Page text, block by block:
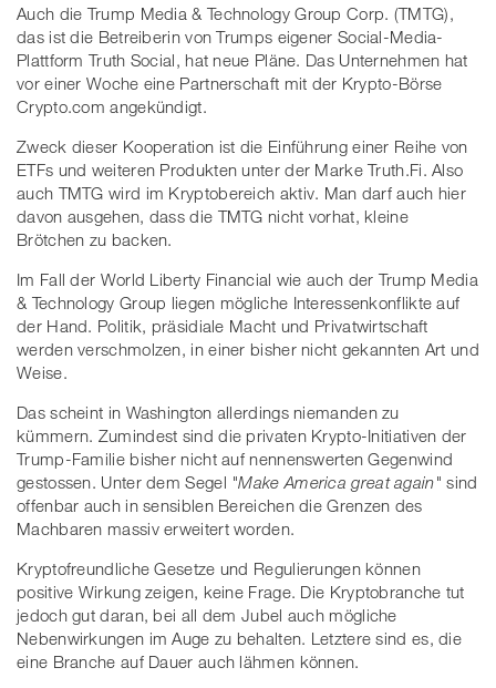
Auch die Trump Media & Technology Group Corp. (TMTG),
das ist die Betreiberin von Trumps eigener Social-Media-
Plattform Truth Social, hat neue Pläne. Das Unternehmen hat
vor einer Woche eine Partnerschaft mit der Krypto-Börse
Crypto.com angekündigt.
Zweck dieser Kooperation ist die Einführung einer Reihe von
ETFs und weiteren Produkten unter der Marke Truth.Fi. Also
auch TMTG wird im Kryptobereich aktiv. Man darf auch hier
davon ausgehen, dass die TMTG nicht vorhat, kleine
Brötchen zu backen.
Im Fall der World Liberty Financial wie auch der Trump Media
& Technology Group liegen mögliche Interessenkonflikte auf
der Hand. Politik, präsidiale Macht und Privatwirtschaft
werden verschmolzen, in einer bisher nicht gekannten Art und
Weise.
Das scheint in Washington allerdings niemanden zu
kümmern. Zumindest sind die privaten Krypto-Initiativen der
Trump-Familie bisher nicht auf nennenswerten Gegenwind
gestossen. Unter dem Segel "Make America great again" sind
offenbar auch in sensiblen Bereichen die Grenzen des
Machbaren massiv erweitert worden.
Kryptofreundliche Gesetze und Regulierungen können
positive Wirkung zeigen, keine Frage. Die Kryptobranche tut
jedoch gut daran, bei all dem Jubel auch mögliche
Nebenwirkungen im Auge zu behalten. Letztere sind es, die
eine Branche auf Dauer auch lähmen können.